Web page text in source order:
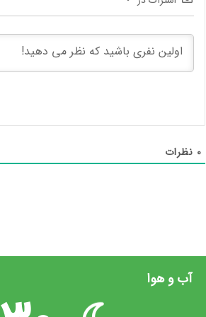
منتشر شده بود.
0 نظرات
آب و هوا